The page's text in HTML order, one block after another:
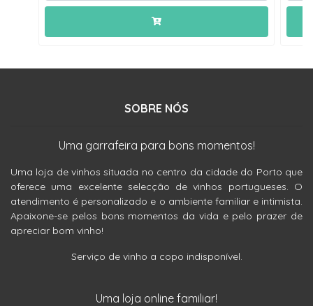
SOBRE NÓS
Uma garrafeira para bons momentos!
Uma loja de vinhos situada no centro da cidade do Porto que
oferece uma excelente selecção de vinhos portugueses. O
atendimento é personalizado e o ambiente familiar e intimista.
Apaixone-se pelos bons momentos da vida e pelo prazer de
apreciar bom vinho!
Serviço de vinho a copo indisponível.
Uma loja online familiar!